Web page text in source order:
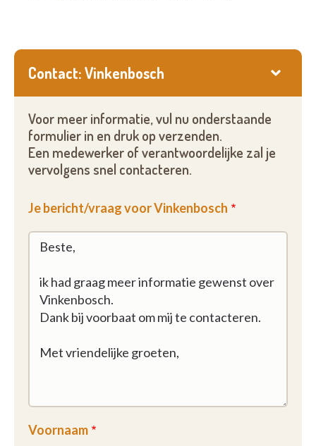
Contact: Vinkenbosch
Voor meer informatie, vul nu onderstaande
formulier in en druk op verzenden.
Een medewerker of verantwoordelijke zal je
vervolgens snel contacteren.
Je bericht/vraag voor Vinkenbosch
Voornaam